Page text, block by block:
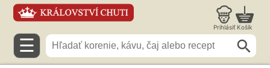
Prihlásiť Košík
☰